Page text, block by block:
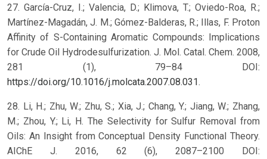
27. García-Cruz, I.; Valencia, D.; Klimova, T.; Oviedo-Roa, R.;
Martínez-Magadán, J. M.; Gómez-Balderas, R.; Illas, F. Proton
Affinity of S-Containing Aromatic Compounds: Implications
for Crude Oil Hydrodesulfurization. J. Mol. Catal. Chem. 2008,
281 (1), 79–84 DOI:
https://doi.org/10.1016/j.molcata.2007.08.031.
28. Li, H.; Zhu, W.; Zhu, S.; Xia, J.; Chang, Y.; Jiang, W.; Zhang,
M.; Zhou, Y.; Li, H. The Selectivity for Sulfur Removal from
Oils: An Insight from Conceptual Density Functional Theory.
AIChE J. 2016, 62 (6), 2087–2100 DOI: